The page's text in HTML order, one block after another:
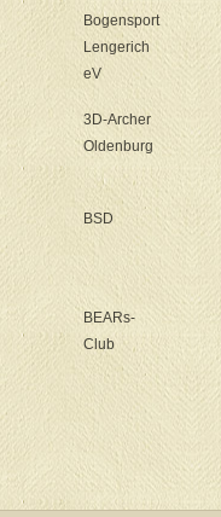
Bogensport
Lengerich
eV
3D-Archer
Oldenburg
BSD
BEARs-
Club